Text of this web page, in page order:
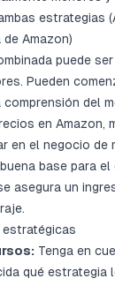
estrategias
Amazon)
puede
Pueden
del
en Amazon,
en el negocio de
base para
asegura un
Tenga en
qué estrategia